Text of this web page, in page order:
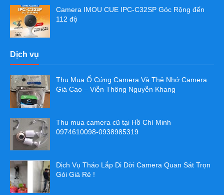
Camera IMOU CUE IPC-C32SP Góc Rộng đến
112 độ
Dịch vụ
Thu Mua Ổ Cứng Camera Và Thẻ Nhớ Camera
Giá Cao – Viễn Thông Nguyễn Khang
Thu mua camera cũ tại Hồ Chí Minh
0974610098-0938985319
Dịch Vụ Tháo Lắp Di Dời Camera Quan Sát Trọn
Gói Giá Rẻ !